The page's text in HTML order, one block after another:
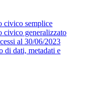
civico semplice
civico generalizzato
al 30/06/2023
di dati, metadati e